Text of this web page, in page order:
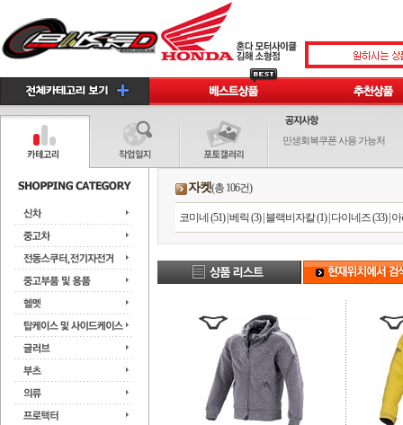
민생회복쿠폰 사용 가능처
자켓(총 106건)
코미네 (51)|베릭 (3)| 블랙비자칼 (1)| 다이네즈 (33)|